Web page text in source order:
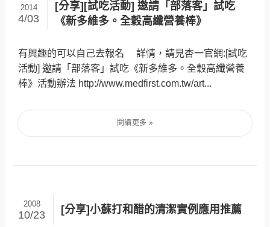
[分享][試吃活動] 邀請「部落客」試吃
《新多維多。全穀高纖營養棒》
2014
4/03
有興趣的可以自己去報名 詳情，請見杏一官網:[試吃
活動] 邀請「部落客」試吃《新多維多。全穀高纖營養
棒》活動辦法 http://www.medfirst.com.tw/art...
[分享]小蘇打和醋的清潔實例應用推薦
2008
10/23